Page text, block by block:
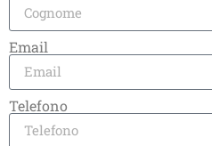
250 Cialde Ese44
CREMOSO
Aggiungi al Carrello
Email
Telefono